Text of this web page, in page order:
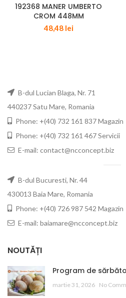
192368 MANER UMBERTO
CROM 448MM
48,48 lei
B-dul Lucian Blaga, Nr. 71
440237 Satu Mare, Romania
Phone: +(40) 732 161 837 Magazin
Phone: +(40) 732 161 467 Servicii
E-mail: contact@ncconcept.biz
B-dul Bucuresti, Nr. 44
430013 Baia Mare, Romania
Phone: +(40) 726 987 542 Magazin
E-mail: baiamare@ncconcept.biz
NOUTĂȚI
Program de
martie 31, 2026 No